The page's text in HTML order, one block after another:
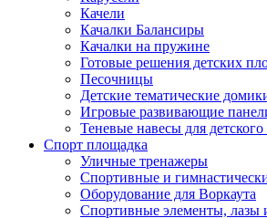
Качели
Качалки Балансиры
Качалки на пружине
Готовые решения детских
Песочницы
Детские тематические
Игровые развивающие
Теневые навесы для
Спорт площадка
Уличные тренажеры
Спортивные и
Оборудование для Воркаута
Спортивные элементы, лазы